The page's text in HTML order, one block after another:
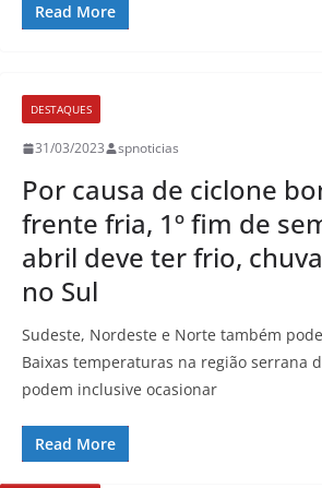
Read More
DESTAQUES
31/03/2023 spnoticias
Por causa de ciclone
frente fria, 1º fim de
abril deve ter frio,
no Sul
Sudeste, Nordeste e Norte também
Baixas temperaturas na região serrana
podem inclusive ocasionar
Read More